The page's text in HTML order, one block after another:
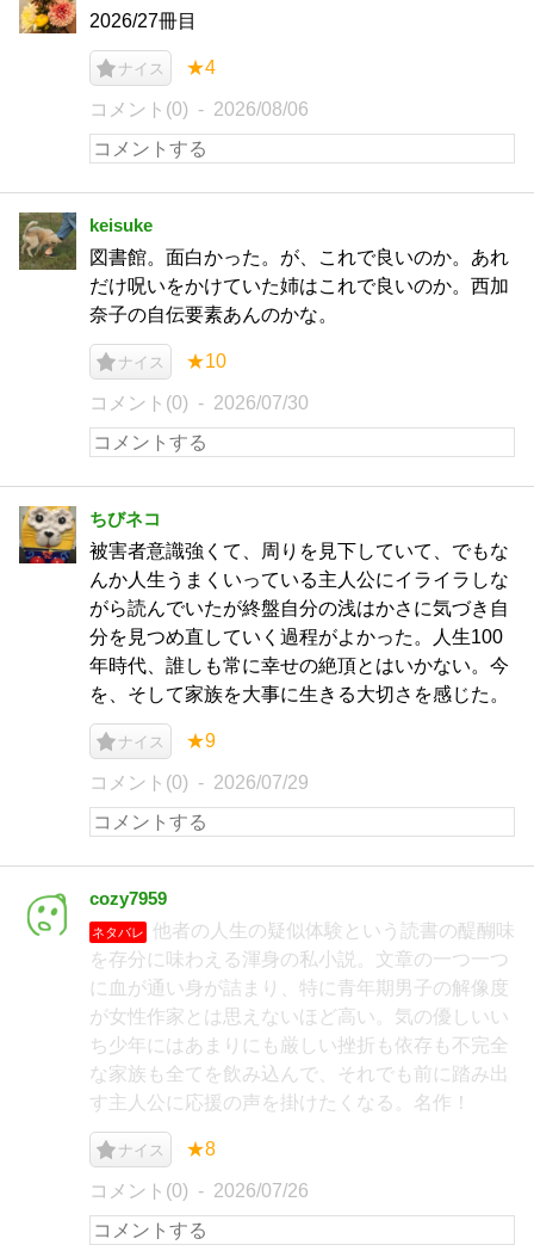
2026/27冊目
ナイス ★4
コメント(0) 2026/08/06
keisuke
図書館。面白かった。が、これで良いのか。あれ
だけ呪いをかけていた姉はこれで良いのか。西加
奈子の自伝要素あんのかな。
ナイス ★10
コメント(0) 2026/07/30
ちびネコ
被害者意識強くて、周りを見下していて、でもな
んか人生うまくいっている主人公にイライラしな
がら読んでいたが終盤自分の浅はかさに気づき自
分を見つめ直していく過程がよかった。人生100
年時代、誰しも常に幸せの絶頂とはいかない。今
を、そして家族を大事に生きる大切さを感じた。
ナイス ★9
コメント(0) 2026/07/29
cozy7959
ネタバレ
他者の人生の疑似体験という読書の醍醐味
を存分に味わえる渾身の私小説。文章の一つ一つ
に血が通い身が詰まり、特に青年期男子の解像度
が女性作家とは思えないほど高い。気の優しいい
ち少年にはあまりにも厳しい挫折も依存も不完全
な家族も全てを飲み込んで、それでも前に踏み出
す主人公に応援の声を掛けたくなる。名作！
ナイス ★8
コメント(0) 2026/07/26